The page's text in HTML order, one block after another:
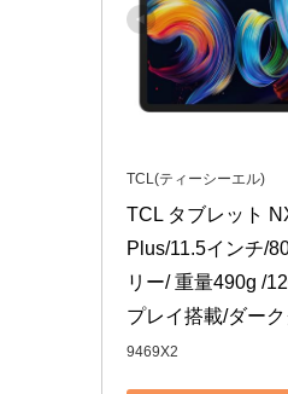
TCL(ティーシーエル)
TCL タブレット
Plus/11.5インチ/
リー/ 重量490g /
プレイ搭載/ダー
9469X2